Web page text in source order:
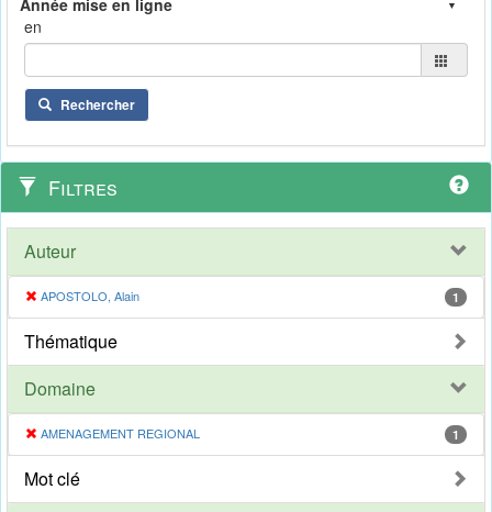
en
Rechercher
Filtres
Auteur
APOSTOLO, Alain 1
Thématique
Domaine
AMENAGEMENT REGIONAL 1
Mot clé